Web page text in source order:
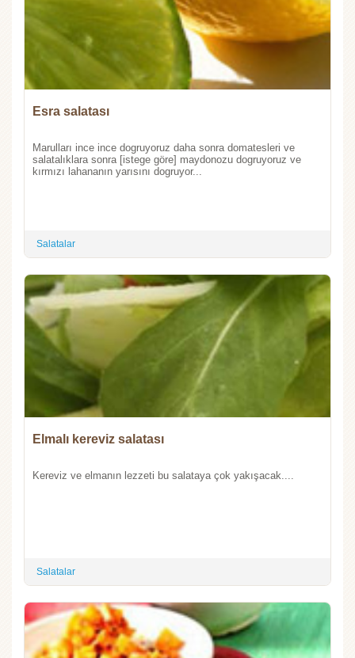
Esra salatası
Marulları ince ince dogruyoruz daha sonra domatesleri ve
salatalıklara sonra [istege göre] maydonozu dogruyoruz ve
kırmızı lahananın yarısını dogruyor...
Salatalar
Elmalı kereviz salatası
Kereviz ve elmanın lezzeti bu salataya çok yakışacak....
Salatalar